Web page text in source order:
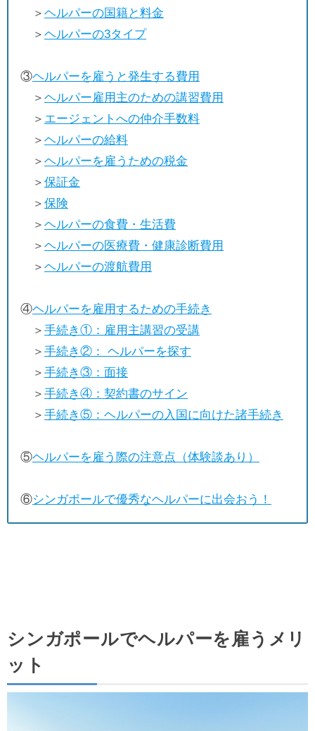
＞ ヘルパーの国籍と料金
＞ ヘルパーの3タイプ
③ヘルパーを雇うと発生する費用
＞ ヘルパー雇用主のための講習費用
＞ エージェントへの仲介手数料
＞ ヘルパーの給料
＞ ヘルパーを雇うための税金
＞ 保証金
＞ 保険
＞ ヘルパーの食費・生活費
＞ ヘルパーの医療費・健康診断費用
＞ ヘルパーの渡航費用
④ヘルパーを雇用するための手続き
＞ 手続き①：雇用主講習の受講
＞ 手続き②： ヘルパーを探す
＞ 手続き③：面接
＞ 手続き④：契約書のサイン
＞ 手続き⑤：ヘルパーの入国に向けた諸手続き
⑤ヘルパーを雇う際の注意点（体験談あり）
⑥シンガポールで優秀なヘルパーに出会おう！
シンガポールでヘルパーを雇うメリ
ット